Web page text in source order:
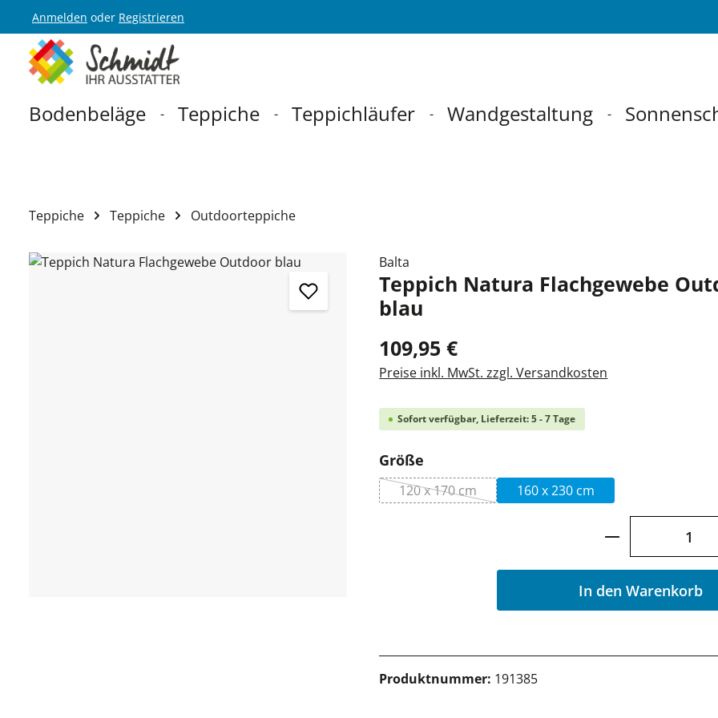
Hauptnavigation springen
Anmelden oder Registrieren
Bodenbeläge Teppiche Teppichläufer Wandgestaltung
Teppiche Teppiche Outdoorteppiche
Bildergalerie überspringen Balta
Teppich Natura Flachgewebe
blau
109,95 €
Preise inkl. MwSt. zzgl. Versandkosten
Sofort verfügbar, Lieferzeit: 5 - 7 Tage
Größe
120 x 170 cm(Diese Option ist zurzeit nicht verfügbar.)
160 x 230 cm
Produkt
In den Warenkorb
Produktnummer: 191385